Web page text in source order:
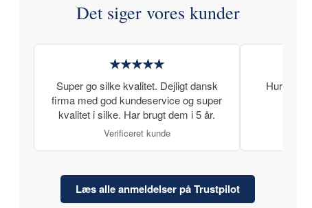
Det siger vores kunder
★★★★★
Super go silke kvalitet. Dejligt dansk
firma med god kundeservice og super
kvalitet i silke. Har brugt dem i 5 år.
Verificeret kunde
Hurtig
Læs alle anmeldelser på Trustpilot